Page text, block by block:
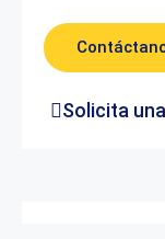
Solicita